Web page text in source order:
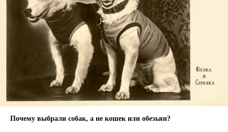
Почему выбрали собак, а не кошек или обезьян?